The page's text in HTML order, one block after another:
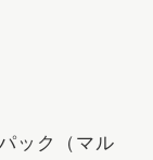
ック（マル